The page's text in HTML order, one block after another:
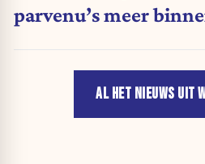
parvenu’s meer
AL HET NIEUWS UIT